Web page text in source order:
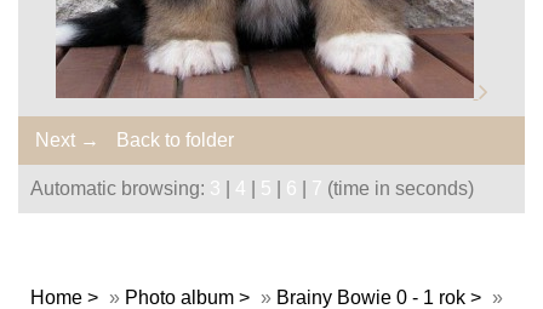
Next → Back to folder
Automatic browsing: 3 4 5 6 7 (time in seconds)
Home » Photo album » Brainy Bowie 0 - 1 rok
»